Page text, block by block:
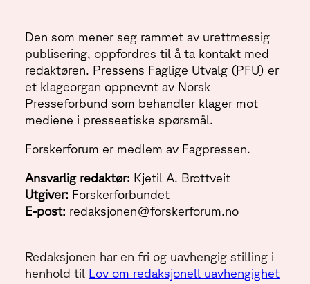
Ansvarlig redaktør: Kjetil A. Brottveit
Utgiver: Forskerforbundet
E-post: redaksjonen@forskerforum.no
Redaksjonen har en fri og uavhengig stilling i
henhold til Lov om redaksjonell uavhengighet
Den som mener seg rammet av urettmessig
publisering, oppfordres til å ta kontakt med
redaktøren. Pressens Faglige Utvalg (PFU) er
et klageorgan oppnevnt av Norsk
Presseforbund som behandler klager mot
mediene i presseetiske spørsmål.
Forskerforum er medlem av Fagpressen.